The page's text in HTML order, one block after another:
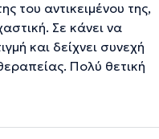
του αντικειμένου της,
Σε κάνει να
και δείχνει συνεχή
Πολύ θετική